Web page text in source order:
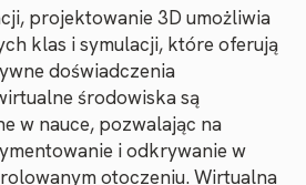
projektowanie 3D umożliwia
klas i symulacji, które oferują
doświadczenia
środowiska są
w nauce, pozwalając na
i odkrywanie w
otoczeniu. Wirtualna